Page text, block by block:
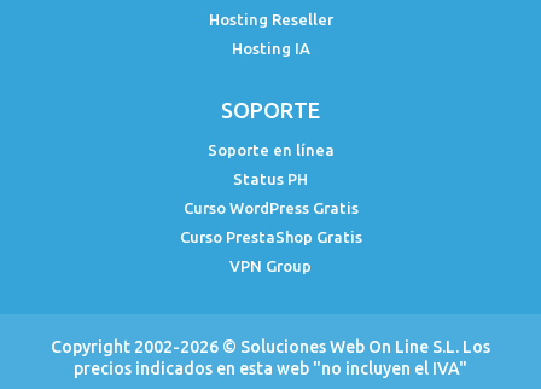
Hosting Reseller
Hosting IA
SOPORTE
Soporte en línea
Status PH
Curso WordPress Gratis
Curso PrestaShop Gratis
VPN Group
Copyright 2002-2026 © Soluciones Web On Line S.L. Los
precios indicados en esta web "no incluyen el IVA"